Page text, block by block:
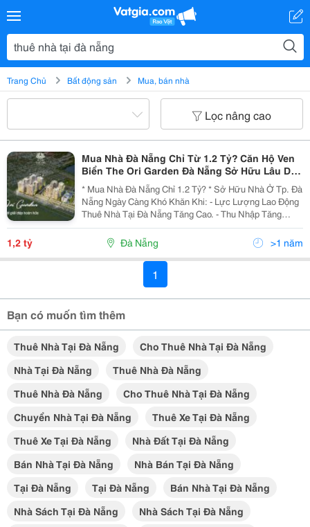
Trang Chủ Bất động sản Mua, bán nhà
Lọc nâng cao
Mua Nhà Đà Nẵng Chỉ Từ 1.2 Tỷ? Căn Hộ Ven
Biển The Ori Garden Đà Nẵng Sở Hữu Lâu Dài
Ck Đến 5%
* Mua Nhà Đà Nẵng Chỉ 1.2 Tỷ? * Sở Hữu Nhà Ở Tp. Đà
Nẵng Ngày Càng Khó Khăn Khi: - Lực Lượng Lao Động
Thuê Nhà Tại Đà Nẵng Tăng Cao. - Thu Nhập Tăng
Nhưng Vẫn Còn Ở Mức Thấp Để Mua Nhà. - Quỹ Đất
Ngày Càng Cạn Kiệt. - Giá Bđs Ở Mức Cao So Với
1,2 tỷ Đà Nẵng >1 năm
1
Bạn có muốn tìm thêm
Thuê Nhà Tại Đà Nẵng
Cho Thuê Nhà Tại Đà Nẵng
Nhà Tại Đà Nẵng
Thuê Nhà Đà Nẵng
Thuê Nhà Đà Nẵng
Cho Thuê Nhà Tại Đà Nẵng
Chuyển Nhà Tại Đà Nẵng
Thuê Xe Tại Đà Nẵng
Thuê Xe Tại Đà Nẵng
Nhà Đất Tại Đà Nẵng
Bán Nhà Tại Đà Nẵng
Nhà Bán Tại Đà Nẵng
Tại Đà Nẵng
Tại Đà Nẵng
Bán Nhà Tại Đà Nẵng
Nhà Sách Tại Đà Nẵng
Nhà Sách Tại Đà Nẵng